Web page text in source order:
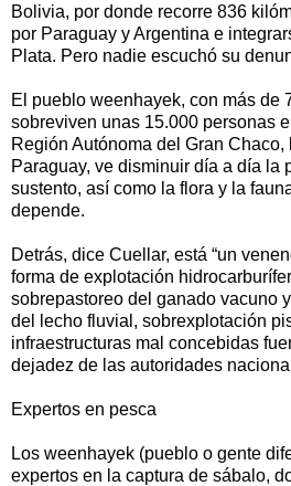
Bolivia, por donde recorre 836
por Paraguay y Argentina e
Plata. Pero nadie escuchó su
El pueblo weenhayek, con más de
sobreviven unas 15.000 personas
Región Autónoma del Gran
Paraguay, ve disminuir día a día la
sustento, así como la flora y la
depende.
Detrás, dice Cuellar, está “un
forma de explotación
sobrepastoreo del ganado vacuno
del lecho fluvial, sobrexplotación
infraestructuras mal concebidas
dejadez de las autoridades
Expertos en pesca
Los weenhayek (pueblo o gente
expertos en la captura de sábalo,